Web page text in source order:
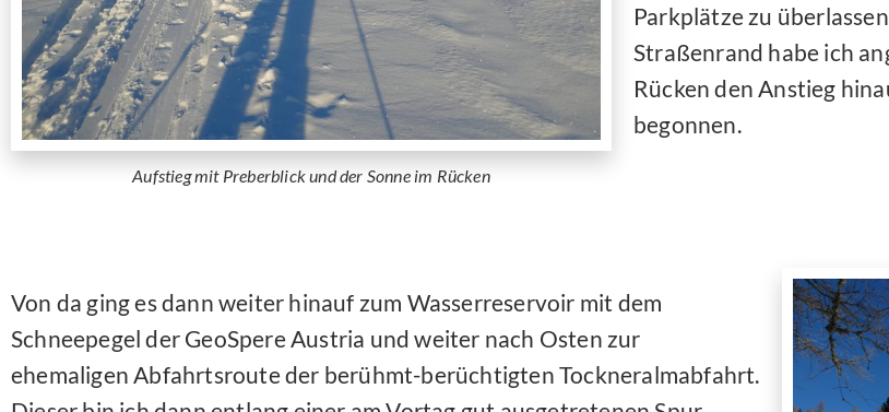
Aufstieg mit Preberblick und der Sonne im Rücken
Parkplätze zu
Straßenrand habe ich
Rücken den Anstieg
begonnen.
Von da ging es dann weiter hinauf zum Wasserreservoir mit dem
Schneepegel der GeoSpere Austria und weiter nach Osten zur
ehemaligen Abfahrtsroute der berühmt-berüchtigten Tockneralmabfahrt.